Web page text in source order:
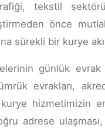
tekstil
önce
sürekli bir kurye
günlük evrak
evrakları,
hizmetimizin
adrese